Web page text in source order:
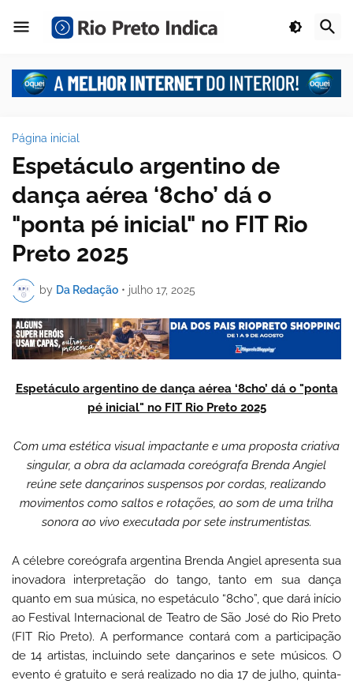
Página inicial
Espetáculo argentino de
dança aérea ‘8cho’ dá o
"ponta pé inicial" no FIT Rio
Preto 2025
by Da Redação • julho 17, 2025
Espetáculo argentino de dança aérea ‘8cho’ dá o "ponta
pé inicial" no FIT Rio Preto 2025
Com uma estética visual impactante e uma proposta criativa
singular, a obra da aclamada coreógrafa Brenda Angiel
reúne sete dançarinos suspensos por cordas, realizando
movimentos como saltos e rotações ao som de uma trilha
sonora ao vivo executadapor sete instrumentistas.
A célebre coreógrafa argentina Brenda Angiel apresenta sua
inovadora
interpretação do tango, tantoem suadança
quanto em sua música, no espetáculo “8cho”, que dará início
ao Festival Internacional de Teatro de São José do Rio Preto
(FIT Rio Preto). A performance contará com a participação
de14 artistas, incluindo sete dançarinose sete músicos.O
evento égratuito e será realizado no dia 17 de julho, quinta-